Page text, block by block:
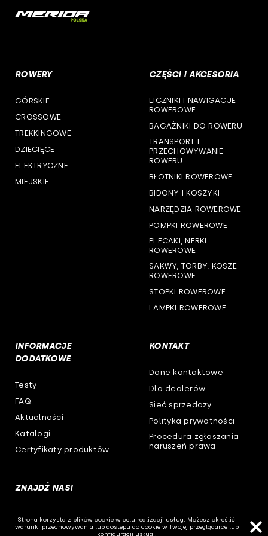
cst
woj. opolskie
woj. podlaskie
woj. pomorskie
woj. śląskie
woj. warmińsko-mazurskie
ROWERY
GÓRSKIE
CROSSOWE
TREKKINGOWE
DZIECIĘCE
ELEKTRYCZNE
MIEJSKIE
CZĘŚCI I AKCESORIA
LICZNIKI I NAWIGACJE
ROWEROWE
BAGAŻNIKI DO ROWERU
TRANSPORT I
PRZECHOWYWANIE
ROWERU
BŁOTNIKI ROWEROWE
BIDONY I KOSZYKI
NARZĘDZIA ROWEROWE
POMPKI ROWEROWE
PLECAKI, NERKI
ROWEROWE
SAKWY, TORBY, KOSZE
ROWEROWE
STOPKI ROWEROWE
LAMPKI ROWEROWE
INFORMACJE
DODATKOWE
Testy
FAQ
Aktualności
Katalogi
Certyfikaty produktów
KONTAKT
Dane kontaktowe
Dla dealerów
Sieć sprzedaży
Polityka prywatności
Procedura zgłaszania
naruszeń prawa
ZNAJDŹ NAS!
Strona korzysta z plików cookie w celu realizacji usług. Możesz określić
warunki przechowywania lub dostępu do cookie w Twojej przeglądarce lub
konfiguracji usługi.